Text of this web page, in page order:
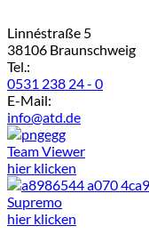
Linnéstraße 5
38106 Braunschweig
Tel.:
0531 238 24 - 0
E-Mail:
info@atd.de
Team Viewer
hier klicken
Supremo
hier klicken